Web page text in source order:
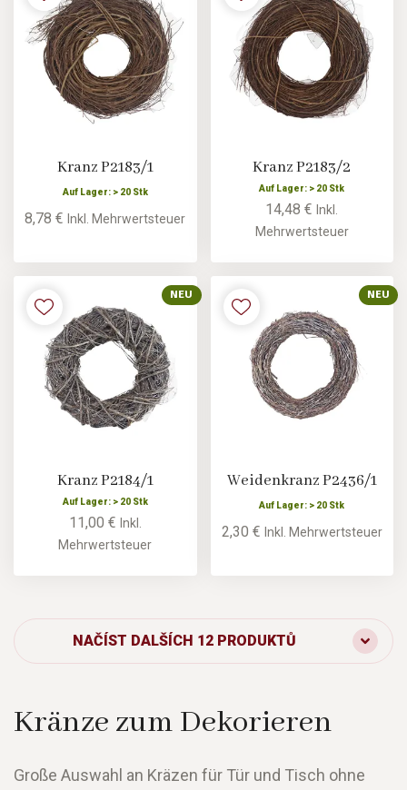
Kranz P2183/1
Auf Lager: > 20 Stk
8,78 €Inkl. Mehrwertsteuer
Kranz P2183/2
Auf Lager: > 20 Stk
14,48 €Inkl.
Mehrwertsteuer
NEU
Kranz P2184/1
Auf Lager: > 20 Stk
11,00 € Inkl.
Mehrwertsteuer
NEU
Weidenkranz P2436/1
Auf Lager: > 20 Stk
2,30 € Inkl. Mehrwertsteuer
NAČÍST DALŠÍCH 12 PRODUKTŮ
Kränze zum Dekorieren
Große Auswahl an Kräzen für Tür und Tisch ohne